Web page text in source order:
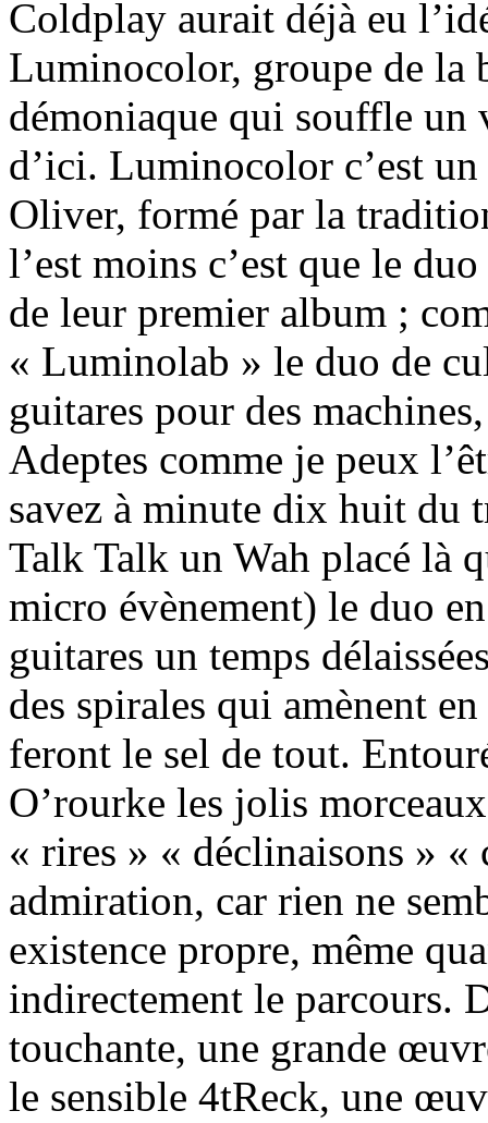
Coldplay aurait déjà eu
Luminocolor, groupe de
démoniaque qui souffle un
d’ici. Luminocolor c’est
Oliver, formé par la
l’est moins c’est que le
de leur premier album ;
« Luminolab » le duo de
guitares pour des
Adeptes comme je peux
savez à minute dix huit du
Talk Talk un Wah placé là
micro évènement) le duo
guitares un temps
des spirales qui amènent
feront le sel de tout.
O’rourke les jolis
« rires » « déclinaisons »
admiration, car rien ne
existence propre, même
indirectement le parcours.
touchante, une grande
le sensible 4tReck, une